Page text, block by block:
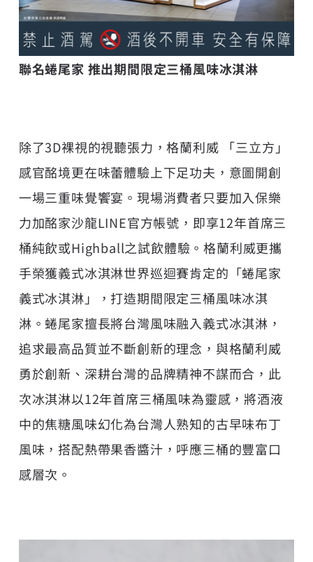
聯名蜷尾家 推出期間限定三桶風味冰淇淋
除了3D裸視的視聽張力，格蘭利威 「三立方」
感官酩境更在味蕾體驗上下足功夫，意圖開創
一場三重味覺饗宴。現場消費者只要加入保樂
力加酩家沙龍LINE官方帳號，即享12年首席三
桶純飲或Highball之試飲體驗。格蘭利威更攜
手榮獲義式冰淇淋世界巡迴賽肯定的「蜷尾家
義式冰淇淋」，打造期間限定三桶風味冰淇
淋。蜷尾家擅長將台灣風味融入義式冰淇淋，
追求最高品質並不斷創新的理念，與格蘭利威
勇於創新、深耕台灣的品牌精神不謀而合，此
次冰淇淋以12年首席三桶風味為靈感，將酒液
中的焦糖風味幻化為台灣人熟知的古早味布丁
風味，搭配熱帶果香醬汁，呼應三桶的豐富口
感層次。